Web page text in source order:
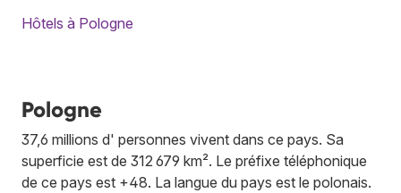
Hôtels à Pologne
Pologne
37,6 millions d' personnes vivent dans ce pays. Sa
superficie est de 312 679 km². Le préfixe téléphonique
de ce pays est +48. La langue du pays est le polonais.